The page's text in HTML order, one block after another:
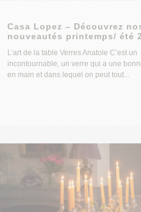
Casa Lopez – Découvrez
nouveautés printemps/ été
L’art de la table Verres Anatole C’est un
incontournable, un verre qui a une
en main et dans lequel on peut tout...